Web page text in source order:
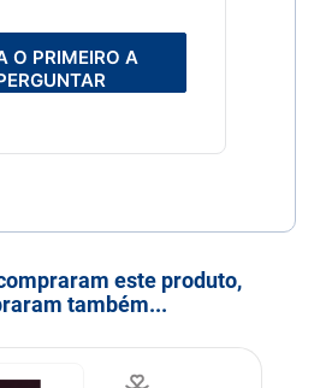
O PRIMEIRO A
este produto,
também...